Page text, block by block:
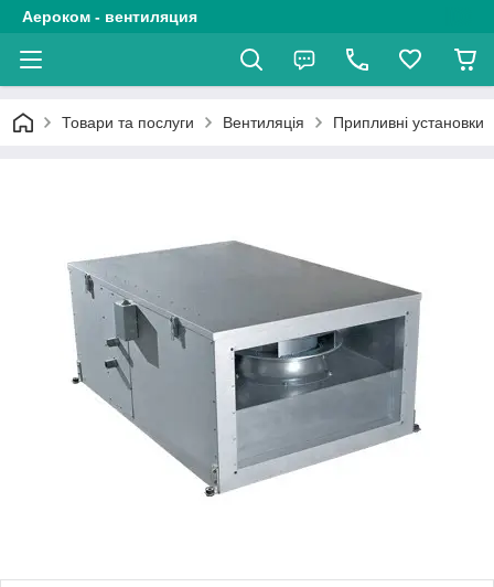
Аероком - вентиляция
Товари та послуги Вентиляція Припливні установки